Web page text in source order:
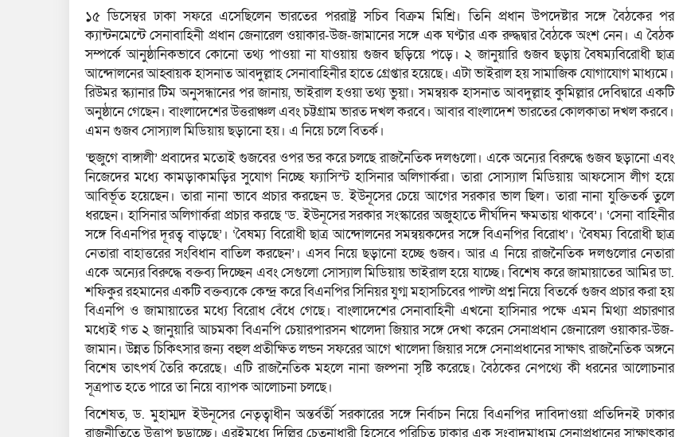
১৫ ডিসেম্বর ঢাকা সফরে এসেছিলেন ভারতের পররাষ্ট্র সচিব বিক্রম মিশ্রি। তিনি প্রধান উপদেষ্টার সঙ্গে বৈঠকের পর
ক্যান্টনমেন্টে সেনাবাহিনী প্রধান জেনারেল ওয়াকার-উজ-জামানের সঙ্গে এক ঘণ্টার এক রুদ্ধদ্বার বৈঠকে অংশ নেন। এ বৈঠক
সম্পর্কে আনুষ্ঠানিকভাবে কোনো তথ্য পাওয়া না যাওয়ায় গুজব ছড়িয়ে পড়ে। ২ জানুয়ারি গুজব ছড়ায় বৈষম্যবিরোধী ছাত্র
আন্দোলনের আহ্বায়ক হাসনাত আবদুল্লাহ সেনাবাহিনীর হাতে গ্রেপ্তার হয়েছে। এটা ভাইরাল হয় সামাজিক যোগাযোগ মাধ্যমে।
রিউমর স্ক্যানার টিম অনুসন্ধানের পর জানায়, ভাইরাল হওয়া তথ্য ভুয়া। সমন্বয়ক হাসনাত আবদুল্লাহ কুমিল্লার দেবিদ্বারে একটি
অনুষ্ঠানে গেছেন। বাংলাদেশের উত্তরাঞ্চল এবং চট্টগ্রাম ভারত দখল করবে। আবার বাংলাদেশ ভারতের কোলকাতা দখল করবে।
এমন গুজব সোস্যাল মিডিয়ায় ছড়ানো হয়। এ নিয়ে চলে বিতর্ক।
‘হুজুগে বাঙ্গালী’ প্রবাদের মতোই গুজবের ওপর ভর করে চলছে রাজনৈতিক দলগুলো। একে অন্যের বিরুদ্ধে গুজব ছড়ানো এবং
নিজেদের মধ্যে কামড়াকামড়ির সুযোগ নিচ্ছে ফ্যাসিস্ট হাসিনার অলিগার্করা। তারা সোস্যাল মিডিয়ায় আফসোস লীগ হয়ে
আবির্ভূত হয়েছেন। তারা নানা ভাবে প্রচার করছেন ড. ইউনূসের চেয়ে আগের সরকার ভাল ছিল। তারা নানা যুক্তিতর্ক তুলে
ধরছেন। হাসিনার অলিগার্করা প্রচার করছে ‘ড. ইউনূসের সরকার সংস্কারের অজুহাতে দীর্ঘদিন ক্ষমতায় থাকবে’। ‘সেনা বাহিনীর
সঙ্গে বিএনপির দূরত্ব বাড়ছে’। ‘বৈষম্য বিরোধী ছাত্র আন্দোলনের সমন্বয়কদের সঙ্গে বিএনপির বিরোধ’। ‘বৈষম্য বিরোধী ছাত্র
নেতারা বাহাত্তরের সংবিধান বাতিল করছেন’। এসব নিয়ে ছড়ানো হচ্ছে গুজব। আর এ নিয়ে রাজনৈতিক দলগুলোর নেতারা
একে অন্যের বিরুদ্ধে বক্তব্য দিচ্ছেন এবং সেগুলো সোস্যাল মিডিয়ায় ভাইরাল হয়ে যাচ্ছে। বিশেষ করে জামায়াতের আমির ডা.
শফিকুর রহমানের একটি বক্তব্যকে কেন্দ্র করে বিএনপির সিনিয়র যুগ্ম মহাসচিবের পাল্টা প্রশ্ন নিয়ে বিতর্কে গুজব প্রচার করা হয়
বিএনপি ও জামায়াতের মধ্যে বিরোধ বেঁধে গেছে। বাংলাদেশের সেনাবাহিনী এখনো হাসিনার পক্ষে এমন মিথ্যা প্রচারণার
মধ্যেই গত ২ জানুয়ারি আচমকা বিএনপি চেয়ারপারসন খালেদা জিয়ার সঙ্গে দেখা করেন সেনাপ্রধান জেনারেল ওয়াকার-উজ-
জামান। উন্নত চিকিৎসার জন্য বহুল প্রতীক্ষিত লন্ডন সফরের আগে খালেদা জিয়ার সঙ্গে সেনাপ্রধানের সাক্ষাৎ রাজনৈতিক অঙ্গনে
বিশেষ তাৎপর্য তৈরি করেছে। এটি রাজনৈতিক মহলে নানা জল্পনা সৃষ্টি করেছে। বৈঠকের নেপথ্যে কী ধরনের আলোচনার
সূত্রপাত হতে পারে তা নিয়ে ব্যাপক আলোচনা চলছে।
বিশেষত, ড. মুহাম্মদ ইউনূসের নেতৃত্বাধীন অন্তর্বর্তী সরকারের সঙ্গে নির্বাচন নিয়ে বিএনপির দাবিদাওয়া প্রতিদিনই ঢাকার